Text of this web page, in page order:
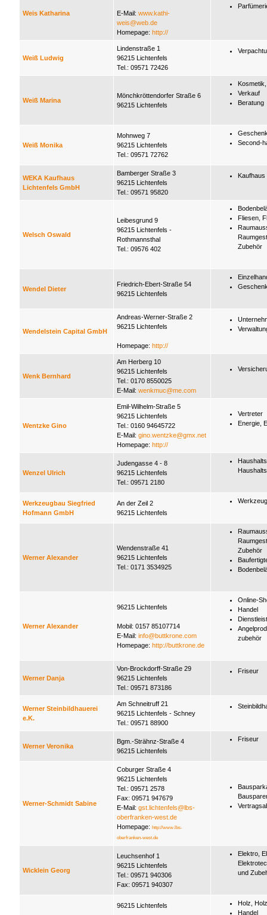
Weis Katharina E-Mail: www.kathi-
weis@web.de
Homepage: http://
Weiß Ludwig
Lindenstraße 1
96215 Lichtenfels
Tel.: 09571 72426
Weiß Marina
Mönchkröttendorfer Straße 6
96215 Lichtenfels
Verkauf
Beratung
Weiß Monika
Mohnweg 7
96215 Lichtenfels
Tel.: 09571 72762
Second-
WEKA Kaufhaus
Lichtenfels GmbH
Bamberger Straße 3
96215 Lichtenfels
Tel.: 09571 95820
Kaufhaus
Welsch Oswald
Leibesgrund 9
96215 Lichtenfels -
Rothmannsthal
Tel.: 09576 402
Fliesen,
Zubehör
Wendel Dieter
Friedrich-Ebert-Straße 54
96215 Lichtenfels
Wendelstein Capital GmbH
Andreas-Werner-Straße 2
96215 Lichtenfels
Homepage: http://
Wenk Bernhard
Am Herberg 10
96215 Lichtenfels
Tel.: 0170 8550025
E-Mail: wenkmuc@me.com
Wentzke Gino
Emil-Wilhelm-Straße 5
96215 Lichtenfels
Tel.: 0160 94645722
E-Mail: gino.wentzke@gmx.net
Homepage: http://
Vertreter
Energie,
Wenzel Ulrich
Judengasse 4 - 8
96215 Lichtenfels
Tel.: 09571 2180
Werkzeugbau Siegfried
Hofmann GmbH
An der Zeil 2
96215 Lichtenfels
Werner Alexander
Wendenstraße 41
96215 Lichtenfels
Tel.: 0171 3534925
Zubehör
Werner Alexander
96215 Lichtenfels
Mobil: 0157 85107714
E-Mail: info@buttkrone.com
Homepage: http://buttkrone.de
Online-
Handel
zubehör
Werner Danja
Von-Brockdorff-Straße 29
96215 Lichtenfels
Tel.: 09571 873186
Friseur
Werner Steinbildhauerei
e.K.
Am Schneitruff 21
96215 Lichtenfels - Schney
Tel.: 09571 88900
Werner Veronika
Bgm.-Strähnz-Straße 4
96215 Lichtenfels
Friseur
Werner-Schmidt Sabine
Coburger Straße 4
96215 Lichtenfels
Tel.: 09571 2578
Fax: 09571 947679
E-Mail: gst.lichtenfels@lbs-
oberfranken-west.de
Homepage: http://www.lbs-
oberfranken-west.de
Wicklein Georg
Leuchsenhof 1
96215 Lichtenfels
Tel.: 09571 940306
Fax: 09571 940307
Elektro,
und
96215 Lichtenfels
Holz,
Handel